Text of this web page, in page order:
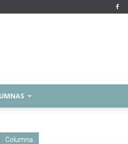
Columna